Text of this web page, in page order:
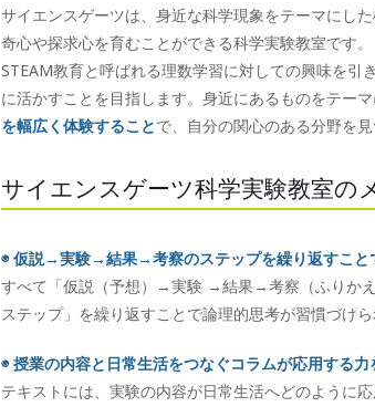
サイエンスゲーツは、身近な科学現象をテーマにし
奇心や探求心を育むことができる科学実験教室です。
STEAM教育と呼ばれる理数学習に対しての興味を引
に活かすことを目指します。身近にあるものをテー
を幅広く体験することで、自分の関心のある分野を
サイエンスゲーツ科学実験教室の
◉ 仮説→実験→結果→考察のステップを繰り返すこと
すべて「仮説（予想）→実験 →結果→考察（ふりか
ステップ」を繰り返すことで論理的思考が習慣づけら
◉ 授業の内容と日常生活をつなぐコラムが応用する力
テキストには、実験の内容が日常生活へどのように